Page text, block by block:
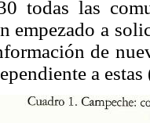
todas las
empezado a
de
a